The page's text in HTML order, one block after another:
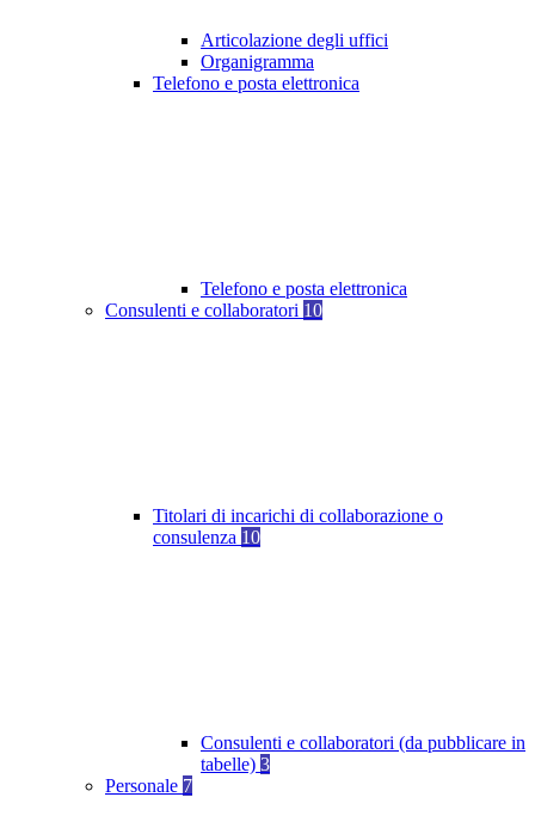
Articolazione degli uffici
Organigramma
Telefono e posta elettronica
Telefono e posta elettronica
Consulenti e collaboratori 10
Titolari di incarichi di collaborazione o
consulenza 10
Consulenti e collaboratori (da pubblicare in
tabelle) 3
Personale 7